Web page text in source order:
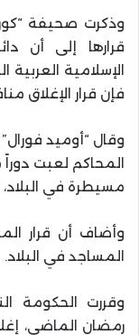
وذكرت صحيفة
قرارها إلى أن
الإسلامية
فإن قرار الإغلاق
وقال “أوميد
المحاكم لعبت
مسيطرة في
وأضاف أن قرار
المساجد في البلاد.
وقررت الحكومة
رمضان الماضي،